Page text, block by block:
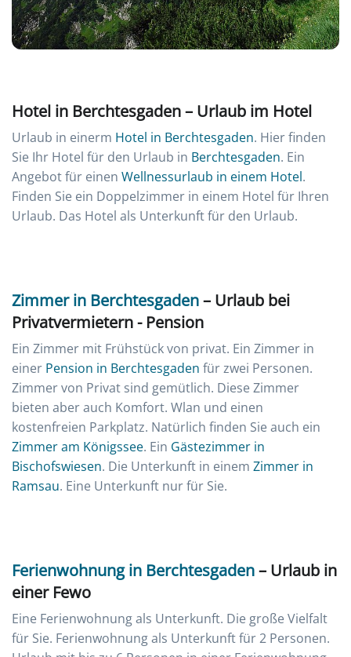
Hotel in Berchtesgaden – Urlaub im Hotel
Urlaub in einerm Hotel in Berchtesgaden. Hier finden
Sie Ihr Hotel für den Urlaub in Berchtesgaden. Ein
Angebot für einen Wellnessurlaub in einem Hotel.
Finden Sie ein Doppelzimmer in einem Hotel für Ihren
Urlaub. Das Hotel als Unterkunft für den Urlaub.
Zimmer in Berchtesgaden– Urlaub bei
Privatvermietern - Pension
Ein Zimmer mit Frühstück von privat. Ein Zimmer in
einer Pension in Berchtesgaden für zwei Personen.
Zimmer von Privat sind gemütlich. Diese Zimmer
bieten aber auch Komfort. Wlan und einen
kostenfreien Parkplatz. Natürlich finden Sie auch ein
Zimmer am Königssee. Ein Gästezimmer in
Bischofswiesen. Die Unterkunft in einem Zimmer in
Ramsau. Eine Unterkunft nur für Sie.
Ferienwohnung in Berchtesgaden– Urlaub in
einer Fewo
Eine Ferienwohnung als Unterkunft. Die große Vielfalt
für Sie. Ferienwohnung als Unterkunft für 2 Personen.